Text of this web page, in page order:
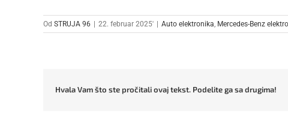
OdSTRUJA 96 | 22. februar 2025' | Auto elektronika Mercedes-Benz
Hvala Vam što ste pročitali ovaj tekst. Podelite ga sa drugima!